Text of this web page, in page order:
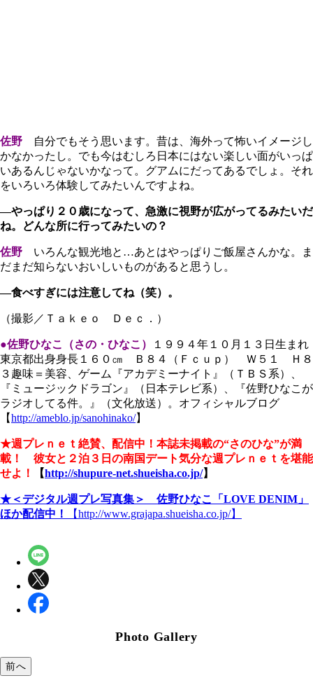
佐野 自分でもそう思います。昔は、海外って怖いイメージし
かなかったし。でも今はむしろ日本にはない楽しい面がいっぱ
いあるんじゃないかなって。グアムにだってあるでしょ。それ
をいろいろ体験してみたいんですよね。
―やっぱり２０歳になって、急激に視野が広がってるみたいだ
ね。どんな所に行ってみたいの？
佐野 いろんな観光地と…あとはやっぱりご飯屋さんかな。ま
だまだ知らないおいしいものがあると思うし。
―食べすぎには注意してね（笑）。
（撮影／Ｔａｋｅｏ Ｄｅｃ．）
●佐野ひなこ（さの・ひなこ）
１９９４年１０月１３日生まれ
東京都出身身長１６０㎝ Ｂ８４（Ｆｃｕｐ） Ｗ５１ Ｈ８
３趣味＝美容、ゲーム『アカデミーナイト』（ＴＢＳ系）、
『ミュージックドラゴン』（日本テレビ系）、『佐野ひなこが
ラジオしてる件。』（文化放送）。オフィシャルブログ
【http://ameblo.jp/sanohinako/】
★週プレｎｅｔ絶賛、配信中！ 本誌未掲載の“さのひな”が満
載！ 彼女と２泊３日の南国デート気分な週プレｎｅｔを堪能
せよ！
【http://shupure-net.shueisha.co.jp/】
★＜デジタル週プレ写真集＞ 佐野ひなこ「LOVE DENIM」
ほか配信中！
【http://www.grajapa.shueisha.co.jp/】
Photo Gallery
前へ